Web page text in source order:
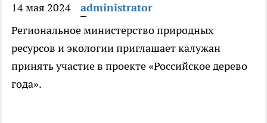
14 мая 2024
administrator
Региональное министерство природных
ресурсов и экологии приглашает калужан
принять участие в проекте «Российское дерево
года».